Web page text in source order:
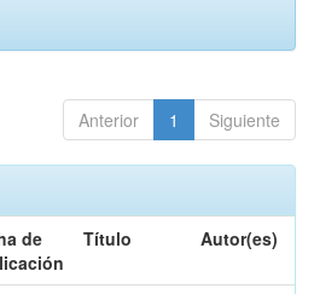
Anterior 1 Siguiente
de
Título Autor(es)